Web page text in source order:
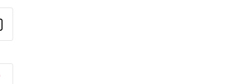
ad un amico
l'autore della Ricetta
la foto di questa